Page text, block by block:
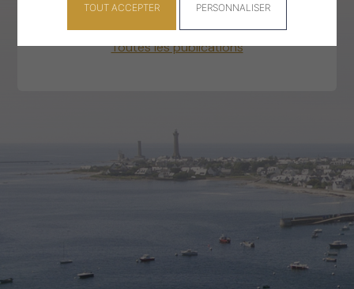
TOUT ACCEPTER PERSONNALISER
Toutes les publications